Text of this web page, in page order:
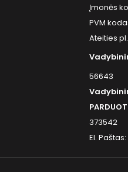
Įmonės
PVM
Ateities
56643
373542
El. Paštas: